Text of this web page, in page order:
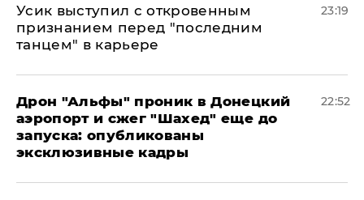
Усик выступил с откровенным
признанием перед "последним
танцем" в карьере
23:19
Дрон "Альфы" проник в Донецкий
аэропорт и сжег "Шахед" еще до
запуска: опубликованы
эксклюзивные кадры
22:52